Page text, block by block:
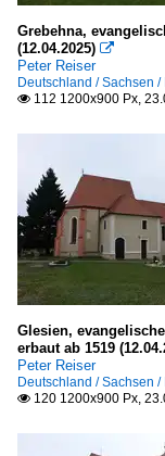
Grebehna,
(12.04.2025) 
Peter Reiser
Deutschland / Sachsen
 112 1200x900 Px,
Glesien,
erbaut ab 1519
Peter Reiser
Deutschland / Sachsen
 120 1200x900 Px,